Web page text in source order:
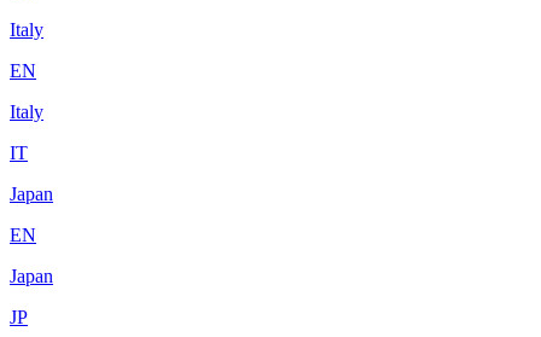
Italy
EN
Italy
IT
Japan
EN
Japan
JP